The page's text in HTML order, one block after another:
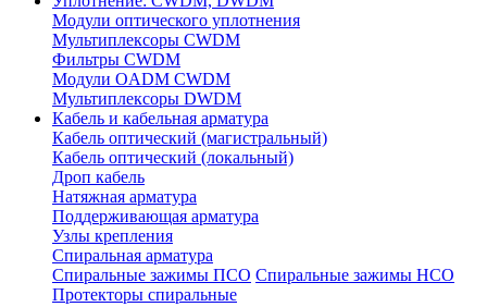
Модули оптического уплотнения
Мультиплексоры CWDM
Фильтры CWDM
Модули OADM CWDM
Мультиплексоры DWDM
Кабель и кабельная арматура
Кабель оптический (магистральный)
Кабель оптический (локальный)
Дроп кабель
Натяжная арматура
Поддерживающая арматура
Узлы крепления
Спиральная арматура
Спиральные зажимы ПСО Спиральные зажимы НСО
Протекторы спиральные